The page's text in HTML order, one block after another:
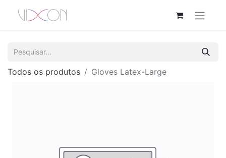
Todos os produtos Gloves Latex-Large